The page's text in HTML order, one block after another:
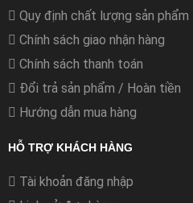
Quy định chất lượng sản phẩm
Chính sách giao nhận hàng
Chính sách thanh toán
Đổi trả sản phẩm / Hoàn tiền
Hướng dẫn mua hàng
HỖ TRỢ KHÁCH HÀNG
Tài khoản đăng nhập